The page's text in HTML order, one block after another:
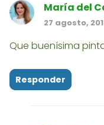
María del
27 agosto,
Que buenísima
Responder